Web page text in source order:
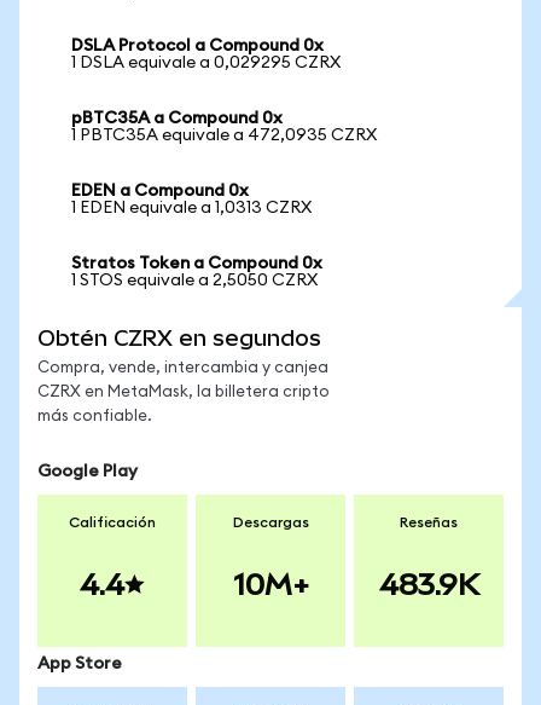
DSLA Protocol a Compound 0x
1 DSLA equivale a 0,029295 CZRX
pBTC35A a Compound 0x
1 PBTC35A equivale a 472,0935 CZRX
EDEN a Compound 0x
1 EDEN equivale a 1,0313 CZRX
Stratos Token a Compound 0x
1 STOS equivale a 2,5050 CZRX
Obtén CZRX en segundos
Compra, vende, intercambia y canjea
CZRX en MetaMask, la billetera cripto
más confiable.
Google Play
Calificación
4.4
Descargas
10M+
Reseñas
483.9K
App Store